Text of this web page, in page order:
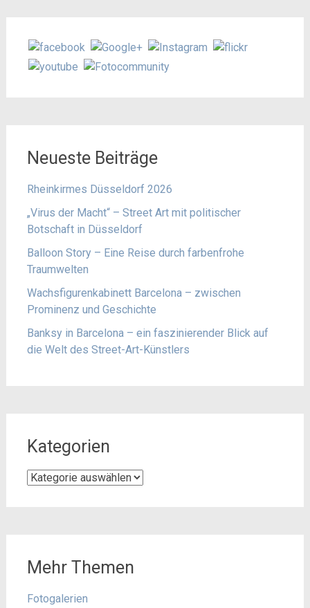
Neueste Beiträge
Rheinkirmes Düsseldorf 2026
„Virus der Macht“ – Street Art mit politischer
Botschaft in Düsseldorf
Balloon Story – Eine Reise durch farbenfrohe
Traumwelten
Wachsfigurenkabinett Barcelona – zwischen
Prominenz und Geschichte
Banksy in Barcelona – ein faszinierender Blick auf
die Welt des Street-Art-Künstlers
Kategorien
Kategorien
Mehr Themen
Fotogalerien